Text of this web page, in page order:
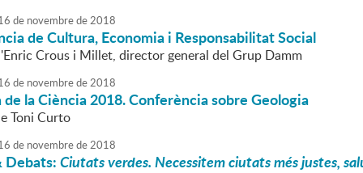
de novembrede2018
de Cultura, Economia i Responsabilitat Social
Crous i Millet, director general del Grup Damm
de novembrede2018
de la Ciència 2018. Conferència sobre Geologia
Toni Curto
de novembrede2018
Debats:Ciutats verdes. Necessitem ciutats més justes,